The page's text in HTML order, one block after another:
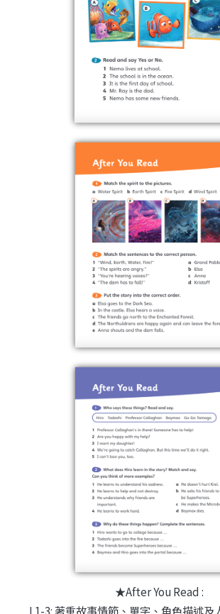
★After You Read :
L1-3: 著重故事情節、單字、角色描述及